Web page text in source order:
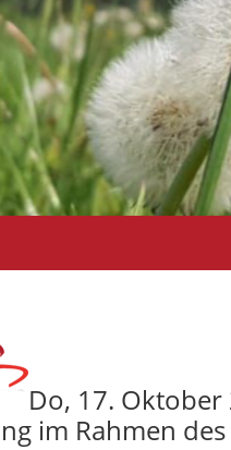
Do, 17. Oktober
im Rahmen des